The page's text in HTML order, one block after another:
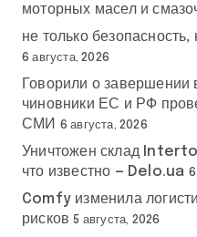
моторных масел и
не только
6 августа, 2026
Говорили о завершении
чиновники ЕС и РФ
СМИ
6 августа, 2026
Уничтожен склад
что известно — Delo.ua 6
Comfy изменила
рисков 5 августа, 2026